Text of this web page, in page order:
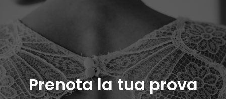
Prenota la tua prova